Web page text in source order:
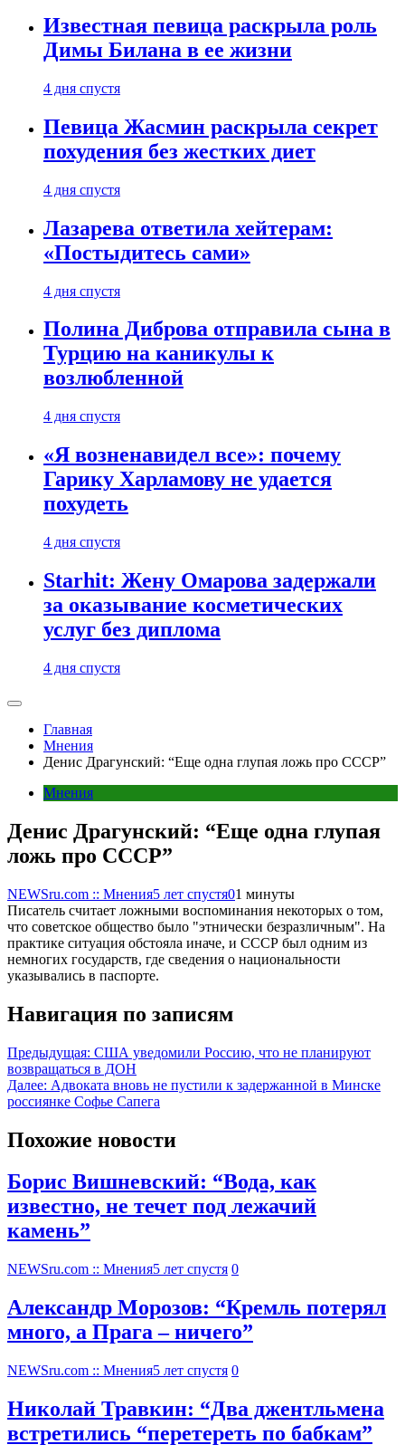
Известная певица раскрыла роль
Димы Билана в ее жизни
4 дня спустя
Певица Жасмин раскрыла секрет
похудения без жестких диет
4 дня спустя
Лазарева ответила хейтерам:
«Постыдитесь сами»
4 дня спустя
Полина Диброва отправила сына в
Турцию на каникулы к
возлюбленной
4 дня спустя
«Я возненавидел все»: почему
Гарику Харламову не удается
похудеть
4 дня спустя
Starhit: Жену Омарова задержали
за оказывание косметических
услуг без диплома
4 дня спустя
Главная
Мнения
Денис Драгунский: “Еще одна глупая ложь про СССР”
Мнения
Денис Драгунский: “Еще одна глупая
ложь про СССР”
NEWSru.com :: Мнения5 лет спустя01 минуты
Писатель считает ложными воспоминания некоторых о том,
что советское общество было "этнически безразличным". На
практике ситуация обстояла иначе, и СССР был одним из
немногих государств, где сведения о национальности
указывались в паспорте.
Навигация по записям
Предыдущая: США уведомили Россию, что не планируют
возвращаться в ДОН
Далее: Адвоката вновь не пустили к задержанной в Минске
россиянке Софье Сапега
Похожие новости
Борис Вишневский: “Вода, как
известно, не течет под лежачий
камень”
NEWSru.com :: Мнения5 лет спустя 0
Александр Морозов: “Кремль потерял
много, а Прага – ничего”
NEWSru.com :: Мнения5 лет спустя 0
Николай Травкин: “Два джентльмена
встретились “перетереть по бабкам”